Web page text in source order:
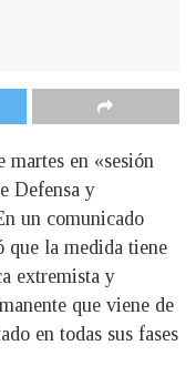
martes en «sesión
Defensa y
un comunicado
la medida tiene
extremista y
que viene de
en todas sus fases